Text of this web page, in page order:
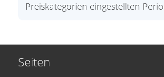
Preiskategorien eingestellten
Seiten